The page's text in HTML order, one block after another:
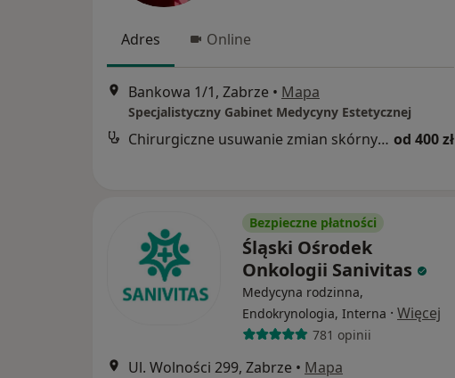
Adres Online
Bankowa 1/1, Zabrze • Mapa
Specjalistyczny Gabinet Medycyny Estetycznej
Chirurgiczne usuwanie zmian skórnych okolic intymnych od 400 zł
Bezpieczne płatności
Śląski Ośrodek
Onkologii Sanivitas
Medycyna rodzinna,
Endokrynologia, Interna · Więcej
781 opinii
Ul. Wolności 299, Zabrze • Mapa